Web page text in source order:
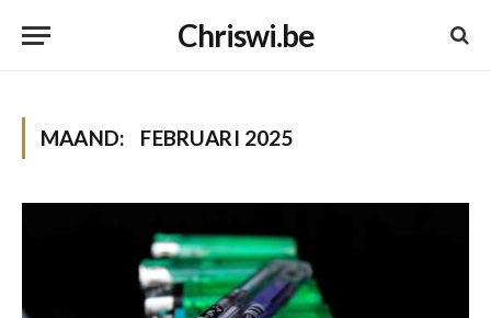
Chriswi.be
MAAND: FEBRUARI 2025